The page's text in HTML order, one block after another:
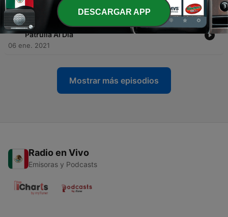
12 ene. 2021
40 - Balacean departamento en León y matan a 5 -
Patrulla Al Día
06 ene. 2021
Mostrar más episodios
Radio en Vivo
Emisoras y Podcasts
DESCARGAR APP